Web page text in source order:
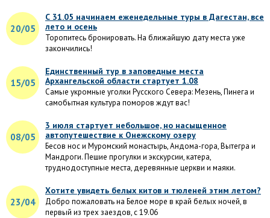
20/05
С 31.05 начинаем еженедельные туры в Дагестан, все
лето и осень
Торопитесь бронировать. На ближайшую дату места уже
закончились!
15/05
Единственный тур в заповедные места
Архангельской области стартует 1.08
Самые укромные уголки Русского Севера: Мезень, Пинега и
самобытная культура поморов ждут вас!
08/05
3 июля стартует небольшое, но насыщенное
автопутешествие к Онежскому озеру
Бесов нос и Муромский монастырь, Андома-гора, Вытегра и
Мандроги. Пешие прогулки и экскурсии, катера,
труднодоступные места, деревянные церкви и маяки.
23/04
Хотите увидеть белых китов и тюленей этим летом?
Добро пожаловать на Белое море в край белых ночей, в
первый из трех заездов, с 19.06